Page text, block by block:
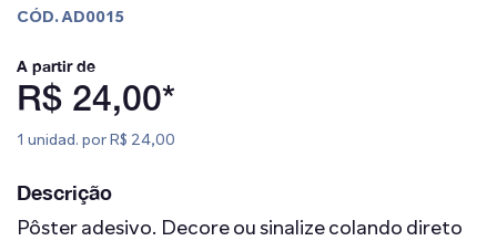
CÓD. AD0015
A partir de
R$ 24,00*
1 unidad. por R$ 24,00
Descrição
Pôster adesivo. Decore ou sinalize colando direto